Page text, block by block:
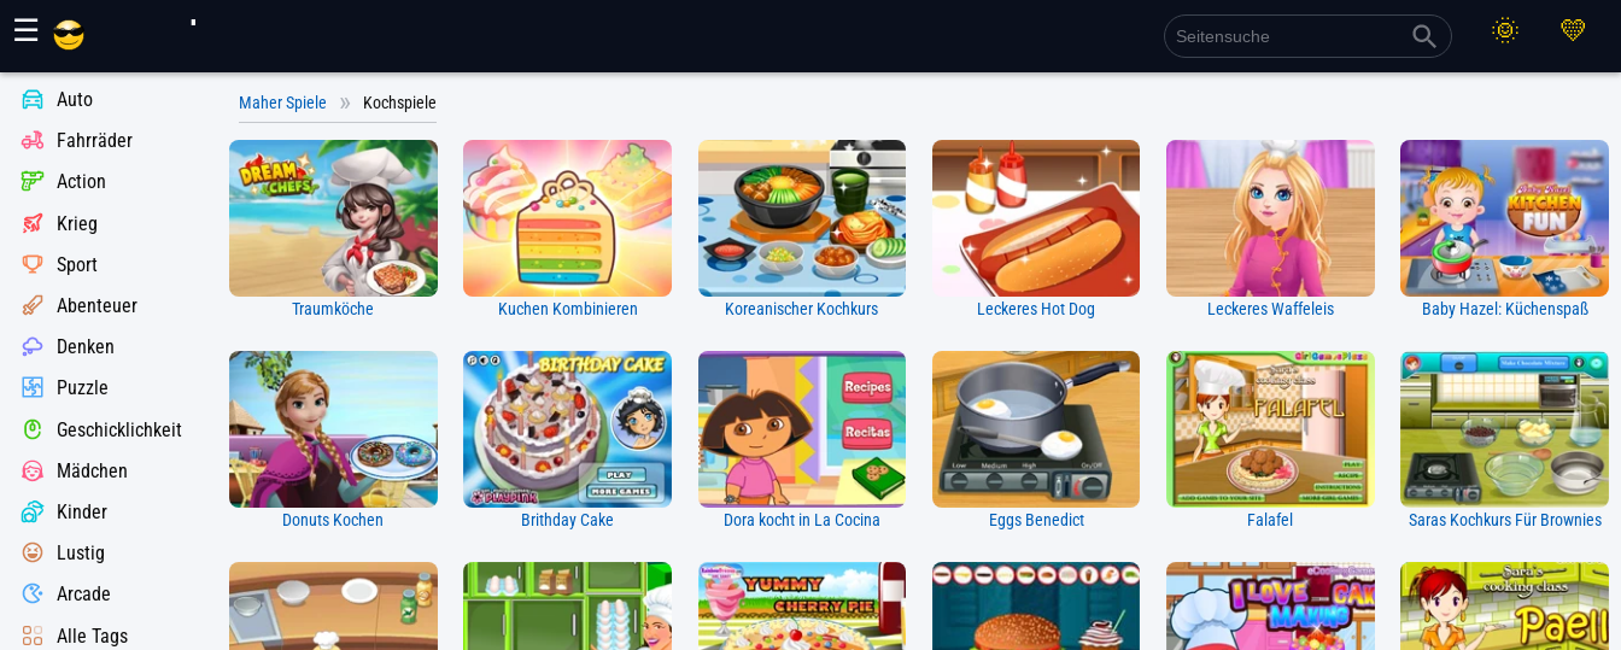
☰
Auto
Fahrräder
Action
Krieg
Sport
Abenteuer
Denken
Puzzle
Geschicklichkeit
Mädchen
Kinder
Lustig
Arcade
Alle Tags
Maher Spiele Kochspiele
Traumköche Kuchen Kombinieren Koreanischer Kochkurs Leckeres Hot Dog Leckeres Waffeleis Baby Hazel: Küchenspaß
Donuts Kochen Brithday Cake Dora kocht in La Cocina Eggs Benedict Falafel Saras Kochkurs Für Brownies